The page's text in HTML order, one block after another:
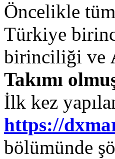
Öncelikle
Türkiye
birinciliği ve
Takımı
İlk kez
https://
bölümünde